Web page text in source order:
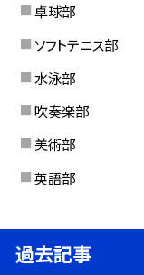
卓球部
ソフトテニス部
水泳部
吹奏楽部
美術部
英語部
過去記事